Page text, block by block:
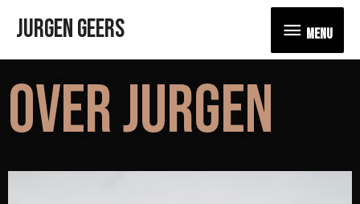
JURGEN GEERS MENU
OVER JURGEN